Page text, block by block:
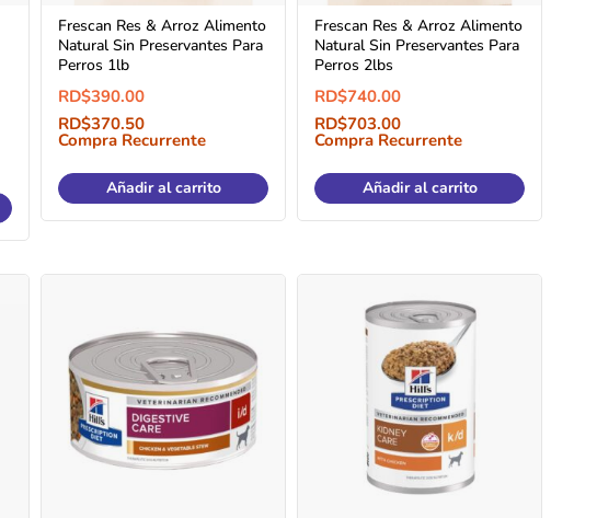
Frescan Res & Arroz Alimento
Natural Sin Preservantes Para
Perros 1lb
RD$390.00
RD$370.50
Compra Recurrente
Añadir al carrito
Frescan Res & Arroz Alimento
Natural Sin Preservantes Para
Perros 2lbs
RD$740.00
RD$703.00
Compra Recurrente
Añadir al carrito